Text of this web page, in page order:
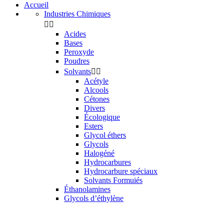
Accueil
Industries Chimiques
 
Acides
Bases
Peroxyde
Poudres
Solvants 
Acétyle
Alcools
Cétones
Divers
Écologique
Esters
Glycol éthers
Glycols
Halogéné
Hydrocarbures
Hydrocarbure spéciaux
Solvants Formuiés
Éthanolamines
Glycols d’éthylène